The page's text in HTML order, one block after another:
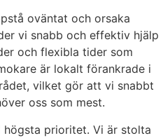
oväntat och orsaka
vi snabb och effektiv hjälp
och flexibla tider som
är lokalt förankrade i
vilket gör att vi snabbt
oss som mest.
högsta prioritet. Vi är stolta